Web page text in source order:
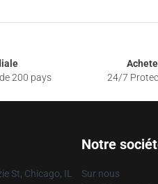
200 pays
24/7
St, Chicago, IL
Notre
Sur nous